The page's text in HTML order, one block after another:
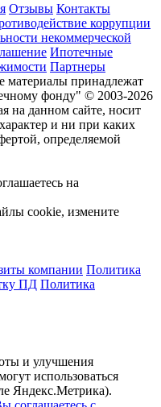
Отзывы Контакты
коррупции
некоммерческой
Ипотечные
Партнеры
материалы принадлежат
фонду" © 2003-2026
на данном сайте, носит
и ни при каких
определяемой
на
cookie, измените
компании Политика
ПД Политика
и улучшения
использоваться
Яндекс.Метрика).